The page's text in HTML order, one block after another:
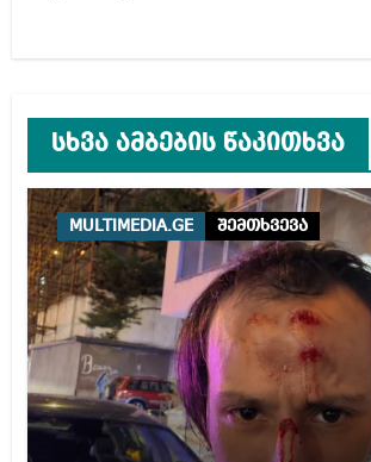
სხვა ამბების წაკითხვა
MULTIMEDIA.GE შემთხვევა